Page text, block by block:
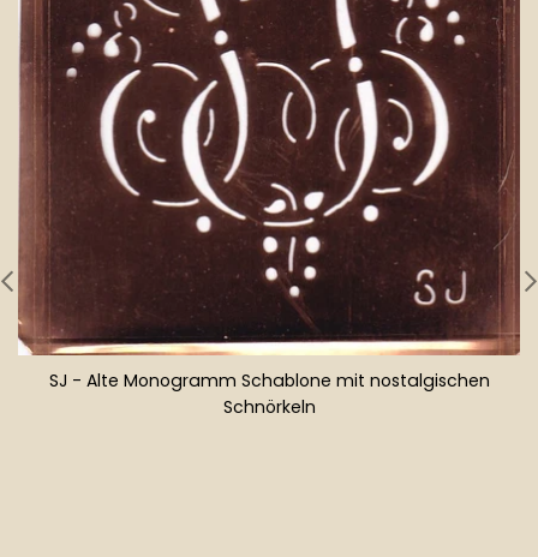
SJ - Alte Monogramm Schablone mit nostalgischen
Schnörkeln